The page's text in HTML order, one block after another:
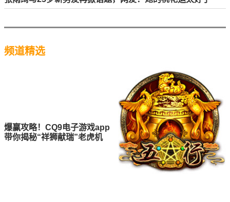
频道精选
爆赢攻略！CQ9电子游戏app
带你揭秘“祥狮献瑞”老虎机